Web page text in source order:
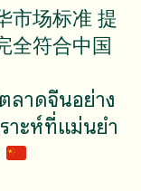
市场标准 提
全符合中国
ลาดจีนอย่าง
าะห์ที่แม่นยำ